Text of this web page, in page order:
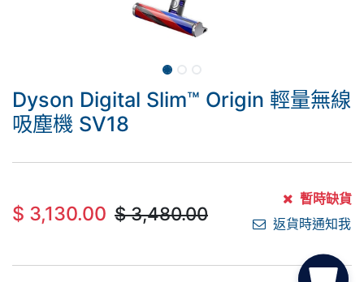
Dyson Digital Slim™ Origin 輕量無線
吸塵機 SV18
$ 3,130.00 $3,480.00
暫時缺貨
返貨時通知我